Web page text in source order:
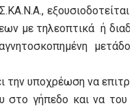
εξουσιοδοτείται
με τηλεοπτικά ή
υποχρέωση να
στο γήπεδο και να του